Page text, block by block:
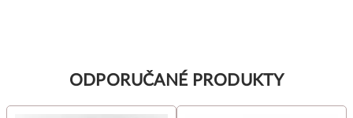
ODPORUČANÉ PRODUKTY